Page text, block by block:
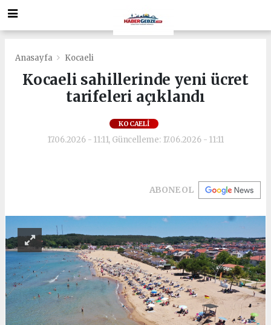
Anasayfa Kocaeli
Kocaeli sahillerinde yeni ücret
tarifeleri açıklandı
KOCAELI
17.06.2026 - 11:11, Güncelleme: 17.06.2026 - 11:11
ABONE OL